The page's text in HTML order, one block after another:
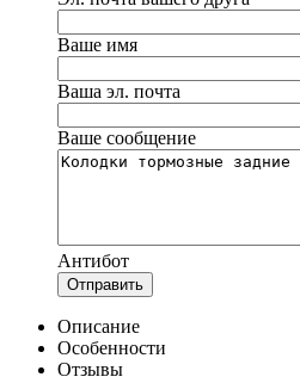
Ваше имя
Ваша эл. почта
Ваше сообщение
Антибот
Отправить
Описание
Особенности
Отзывы